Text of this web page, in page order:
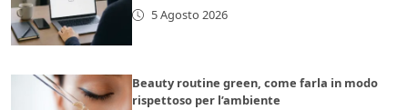
5 Agosto 2026
Beauty routine green, come farla in modo
rispettoso per l’ambiente